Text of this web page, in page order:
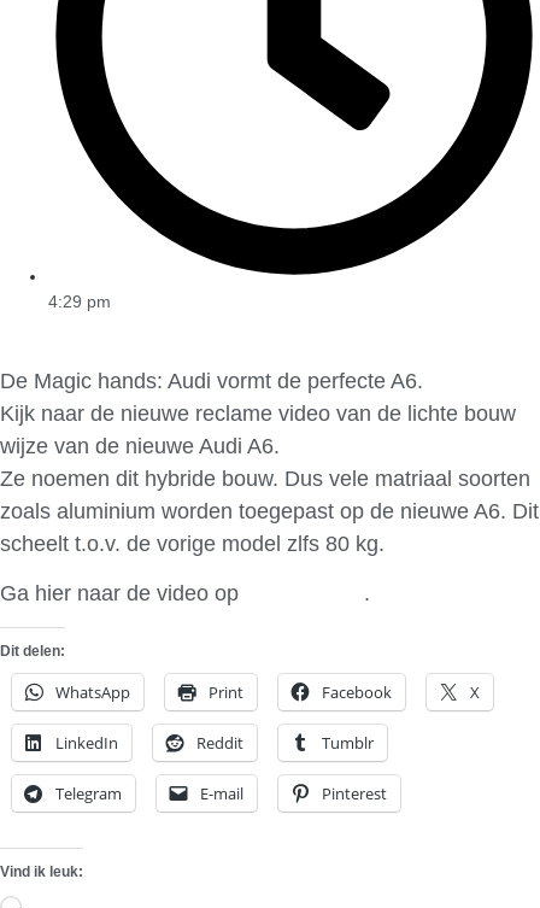
4:29 pm
De Magic hands: Audi vormt de perfecte A6.
Kijk naar de nieuwe reclame video van de lichte bouw
wijze van de nieuwe Audi A6.
Ze noemen dit hybride bouw. Dus vele matriaal soorten
zoals aluminium worden toegepast op de nieuwe A6. Dit
scheelt t.o.v. de vorige model zlfs 80 kg.
Ga hier naar de video op .
Dit delen:
WhatsApp Print Facebook X
LinkedIn Reddit Tumblr
Telegram E-mail Pinterest
Vind ik leuk: